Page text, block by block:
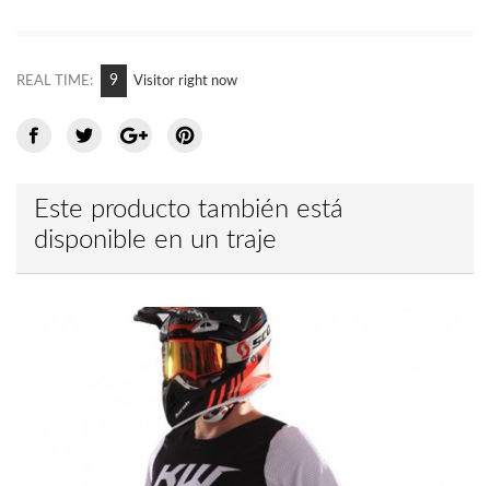
REAL TIME: 9 Visitor right now
Este producto también está
disponible en un traje